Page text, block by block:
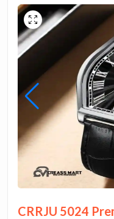
CRRJU 5024